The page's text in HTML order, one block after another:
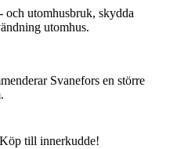
och utomhusbruk, skydda
utomhus.
Svanefors en större
Köp till innerkudde!